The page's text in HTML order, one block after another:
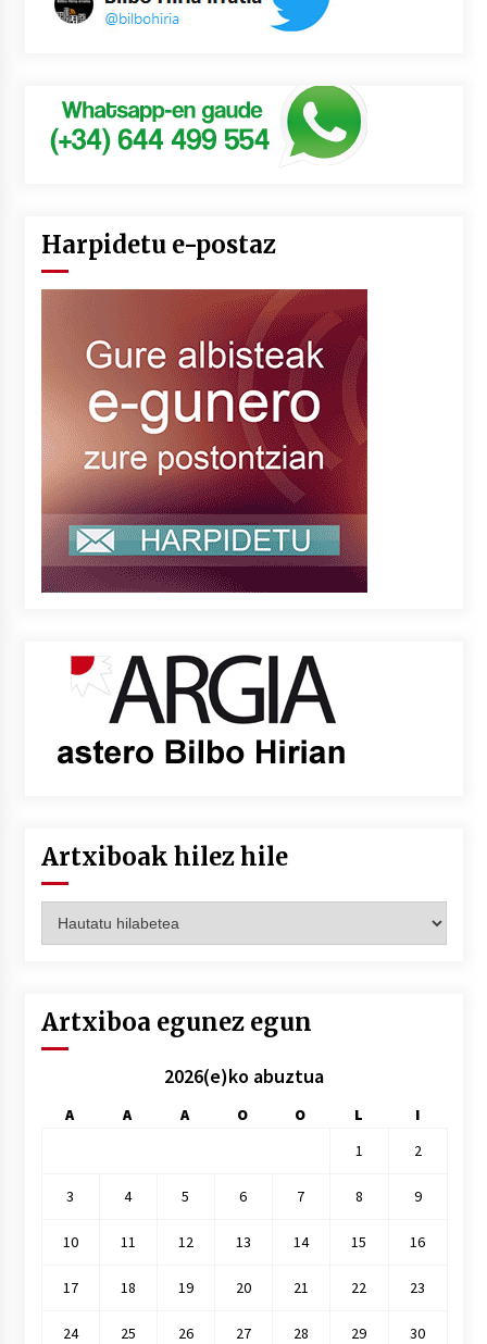
Harpidetu e-postaz
Artxiboak hilez hile
hilez
Artxiboa egunez egun
2026(e)ko abuztua
A A A O O L
I
1
2
3 4 5 6 7 8 9
10 11 12 13 14 15 16
17 18 19 20 21 22 23
24 25 26 27 28 29 30